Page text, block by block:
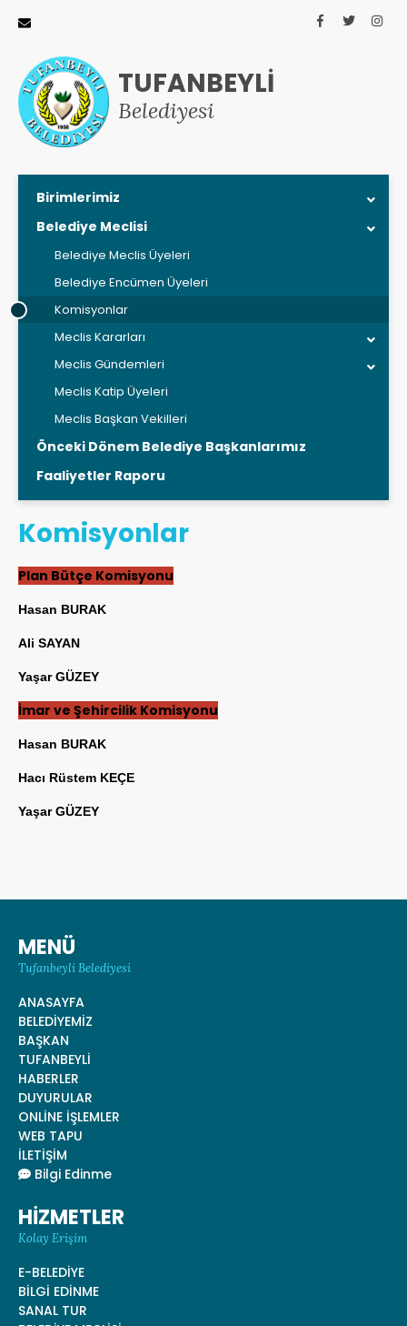
TUFANBEYLİ
Belediyesi
Birimlerimiz
Belediye Meclisi
Belediye Meclis Üyeleri
Belediye Encümen Üyeleri
Komisyonlar
Meclis Kararları
Meclis Gündemleri
Meclis Katip Üyeleri
Meclis Başkan Vekilleri
Önceki Dönem Belediye Başkanlarımız
Faaliyetler Raporu
Komisyonlar
Plan Bütçe Komisyonu
Hasan BURAK
Ali SAYAN
Yaşar GÜZEY
İmar ve Şehircilik Komisyonu
Hasan BURAK
Hacı Rüstem KEÇE
Yaşar GÜZEY
MENÜ
Tufanbeyli Belediyesi
ANASAYFA
BELEDİYEMİZ
BAŞKAN
TUFANBEYLİ
HABERLER
DUYURULAR
ONLİNE İŞLEMLER
WEB TAPU
İLETİŞİM
Bilgi Edinme
HİZMETLER
Kolay Erişim
E-BELEDİYE
BİLGİ EDİNME
SANAL TUR